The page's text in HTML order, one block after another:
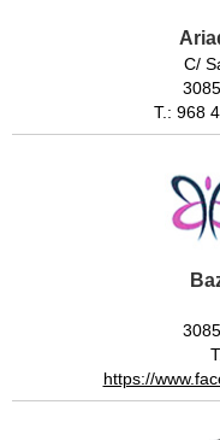
C/
T.: 968
https://